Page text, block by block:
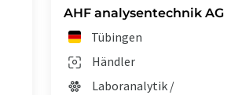
AHF analysentechnik AG
Tübingen
Händler
Laboranalytik /